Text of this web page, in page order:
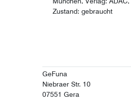
Zustand: gebraucht
GeFuna
Niebraer Str. 10
07551 Gera